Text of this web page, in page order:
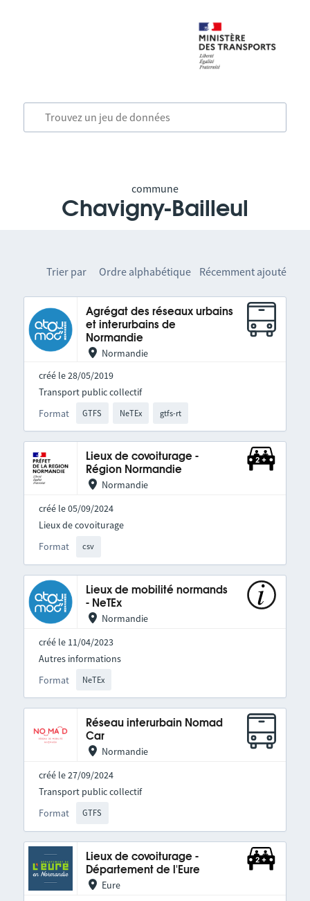
commune
Chavigny-Bailleul
Trier par Ordre alphabétique Récemment ajouté
Agrégat des réseaux urbains
et interurbains de
Normandie
Normandie
créé le 28/05/2019
Format GTFS NeTEx gtfs-rt
Transport public collectif
Lieux de covoiturage -
Région Normandie
Normandie
créé le 05/09/2024
Format csv
Lieux de covoiturage
Lieux de mobilité normands
- NeTEx
Normandie
créé le 11/04/2023
Format NeTEx
Autres informations
Réseau interurbain Nomad
Car
Normandie
créé le 27/09/2024
Format GTFS
Transport public collectif
Lieux de covoiturage -
Département de l'Eure
Eure